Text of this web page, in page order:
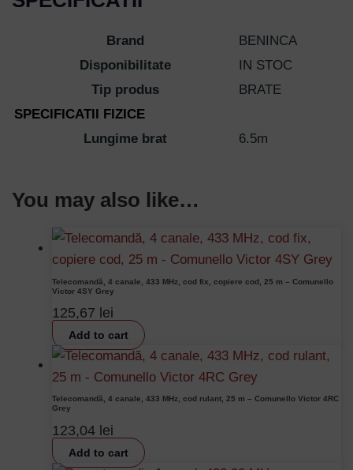
Brand
BENINCA
Disponibilitate
IN STOC
Tip produs
BRATE
SPECIFICATII FIZICE
Lungime brat
6.5m
You may also like…
Telecomandă, 4 canale, 433 MHz, cod fix, copiere cod, 25 m – Comunello
Victor 4SY Grey
125,67 lei
Add to cart
Telecomandă, 4 canale, 433 MHz, cod rulant, 25 m – Comunello Victor 4RC
Grey
123,04 lei
Add to cart